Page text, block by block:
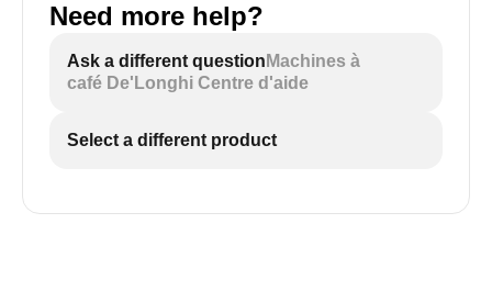
Need more help?
Ask a different question Machines à
café De'Longhi Centre d'aide
Select a different product